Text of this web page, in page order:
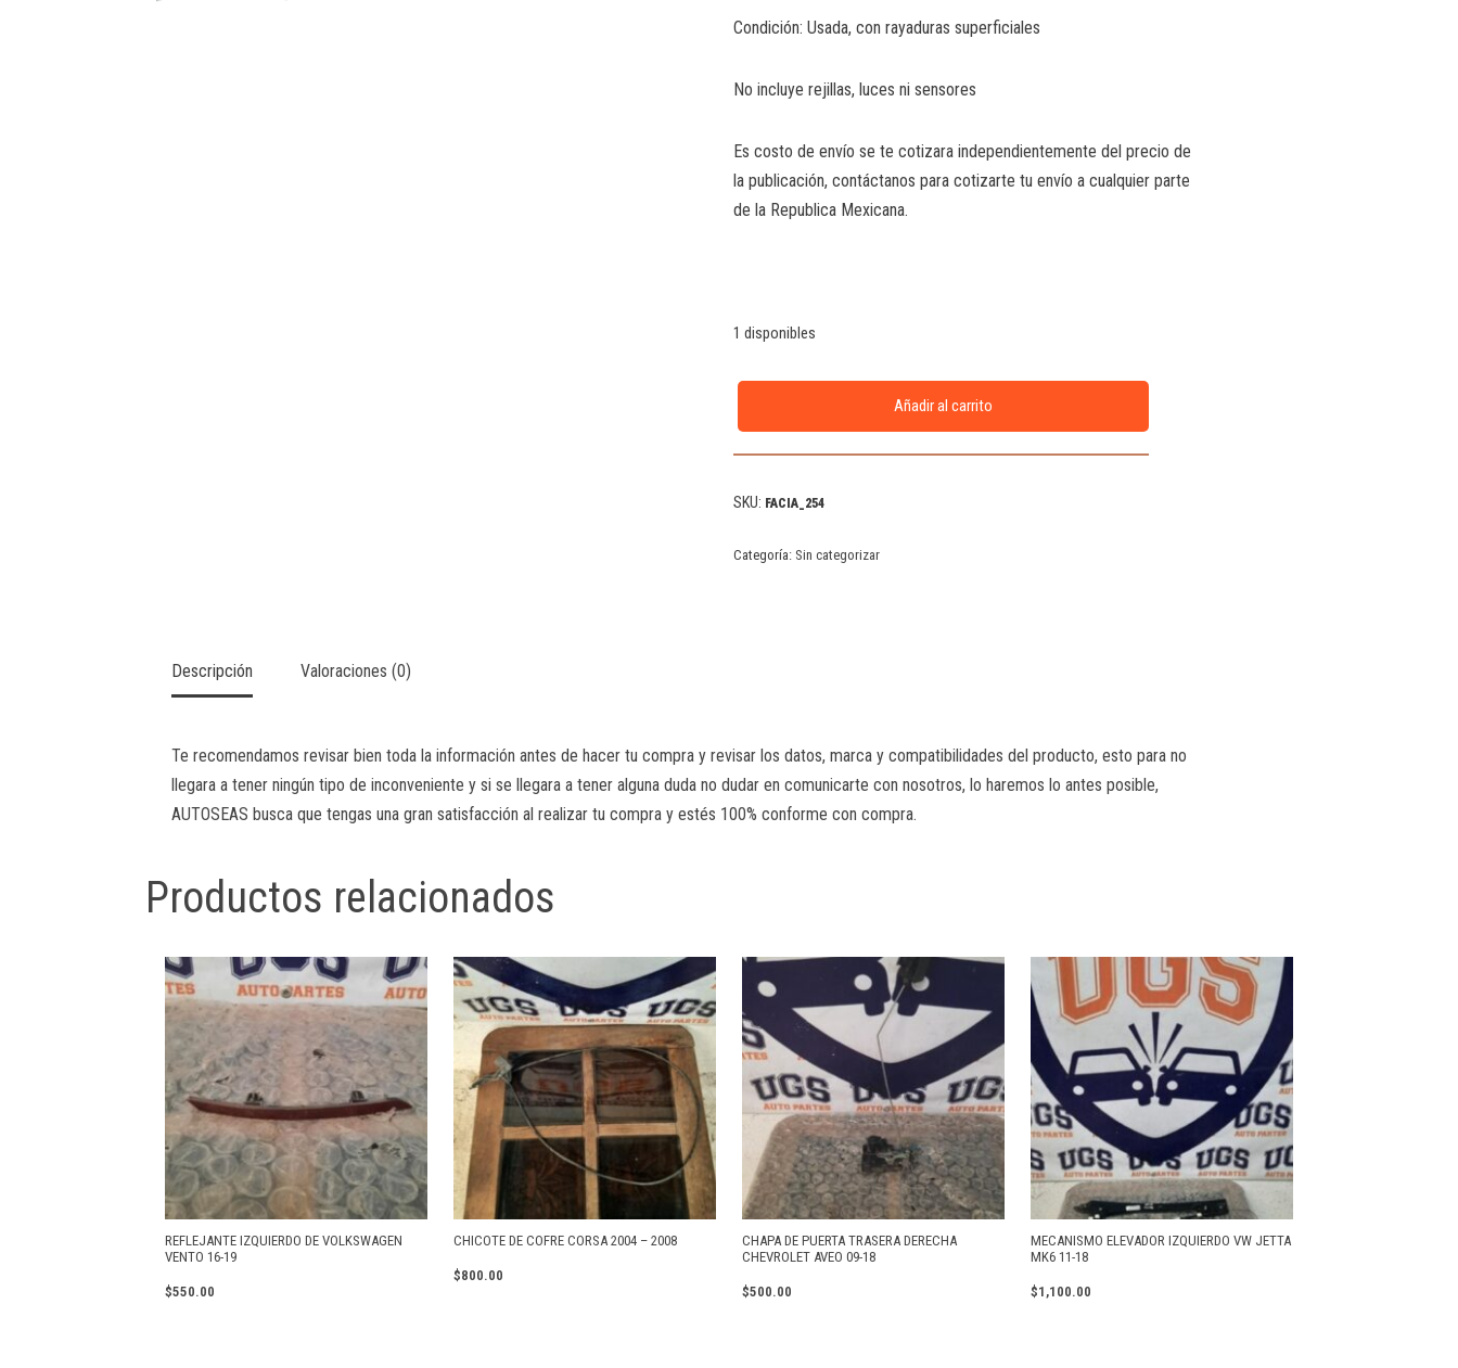
Condición: Usada, con rayaduras superficiales
No incluye rejillas, luces ni sensores
Es costo de envío se te cotizara independientemente del precio de
la publicación, contáctanos para cotizarte tu envío a cualquier parte
de la Republica Mexicana.
1 disponibles
Añadir al carrito
SKU: FACIA_254
Categoría: Sin categorizar
Descripción Valoraciones (0)
Te recomendamos revisar bien toda la información antes de hacer tu compra y revisar los datos, marca y compatibilidades del producto, esto para no
llegara a tener ningún tipo de inconveniente y si se llegara a tener alguna duda no dudar en comunicarte con nosotros, lo haremos lo antes posible,
AUTOSEAS busca que tengas una gran satisfacción al realizar tu compra y estés 100% conforme con compra.
Productos relacionados
REFLEJANTE IZQUIERDO DE VOLKSWAGEN
VENTO 16-19
$550.00
CHICOTE DE COFRE CORSA 2004 – 2008
$800.00
CHAPA DE PUERTA TRASERA DERECHA
CHEVROLET AVEO 09-18
$500.00
MECANISMO ELEVADOR IZQUIERDO VW JETTA
MK6 11-18
$1,100.00